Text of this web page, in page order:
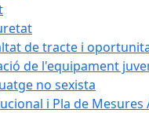
de tracte i
de l'equipament
no sexista
i Pla de Mesures